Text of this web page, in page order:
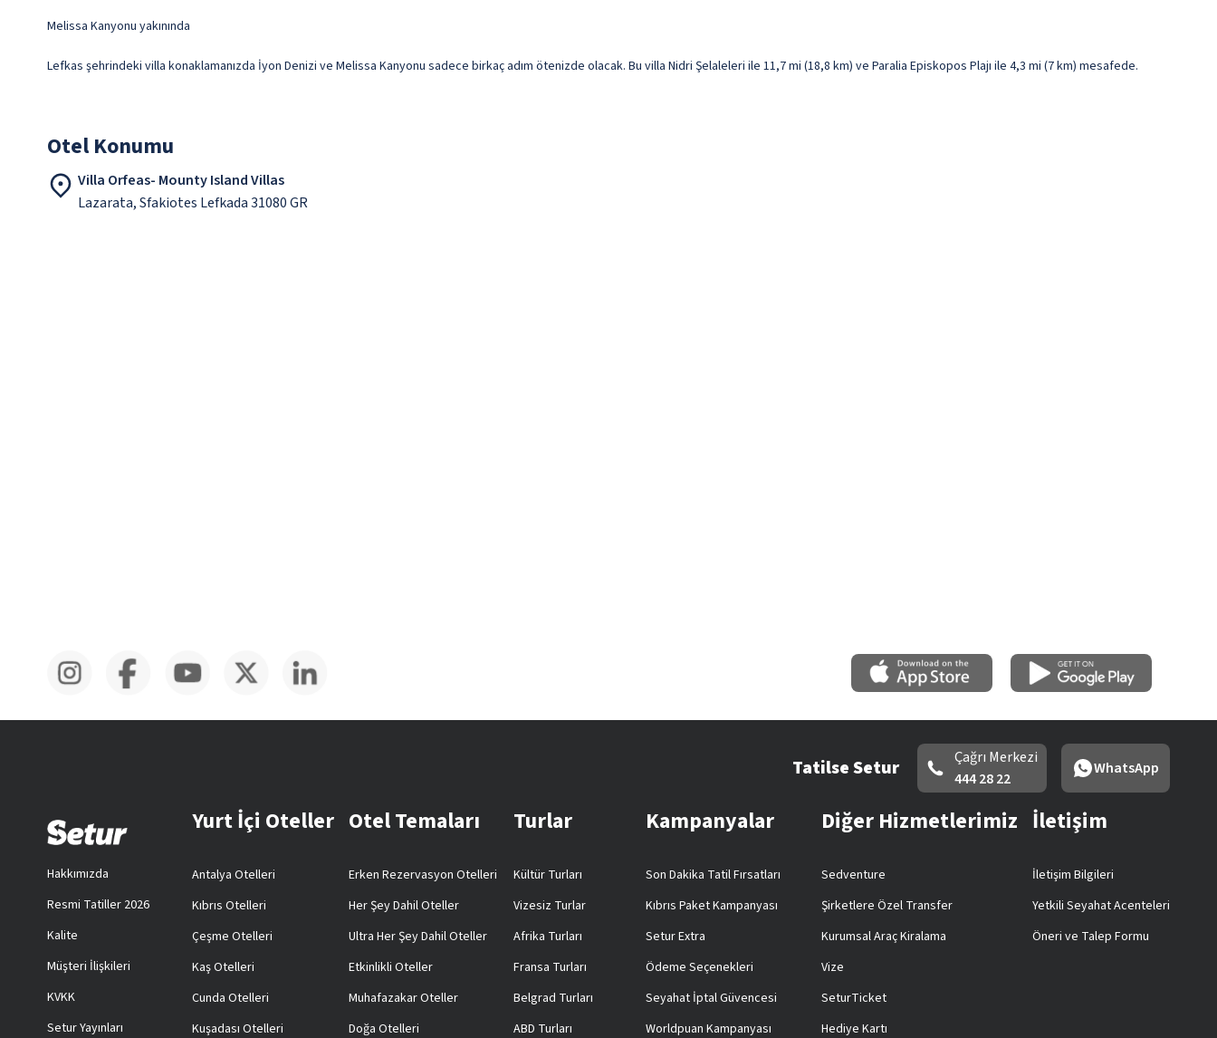
Melissa Kanyonu yakınında
Lefkas şehrindeki villa konaklamanızda İyon Denizi ve Melissa Kanyonu sadece birkaç adım ötenizde olacak. Bu villa Nidri Şelaleleri ile 11,7 mi (18,8 km) ve Paralia Episkopos Plajı ile 4,3 mi (7 km) mesafede.
Otel Konumu
Villa Orfeas- Mounty Island Villas
Lazarata, Sfakiotes Lefkada 31080 GR
Tatilse Setur
Çağrı Merkezi
444 28 22
WhatsApp
Hakkımızda
Resmi Tatiller 2026
Kalite
Müşteri İlişkileri
KVKK
Setur Yayınları
Yurt İçi Oteller
Antalya Otelleri
Kıbrıs Otelleri
Çeşme Otelleri
Kaş Otelleri
Cunda Otelleri
Kuşadası Otelleri
Otel Temaları
Erken Rezervasyon Otelleri
Her Şey Dahil Oteller
Ultra Her Şey Dahil Oteller
Etkinlikli Oteller
Muhafazakar Oteller
Doğa Otelleri
Turlar
Kültür Turları
Vizesiz Turlar
Afrika Turları
Fransa Turları
Belgrad Turları
ABD Turları
Kampanyalar
Son Dakika Tatil Fırsatları
Kıbrıs Paket Kampanyası
Setur Extra
Ödeme Seçenekleri
Seyahat İptal Güvencesi
Worldpuan Kampanyası
Diğer Hizmetlerimiz
Sedventure
Şirketlere Özel Transfer
Kurumsal Araç Kiralama
Vize
SeturTicket
Hediye Kartı
İletişim
İletişim Bilgileri
Yetkili Seyahat Acenteleri
Öneri ve Talep Formu